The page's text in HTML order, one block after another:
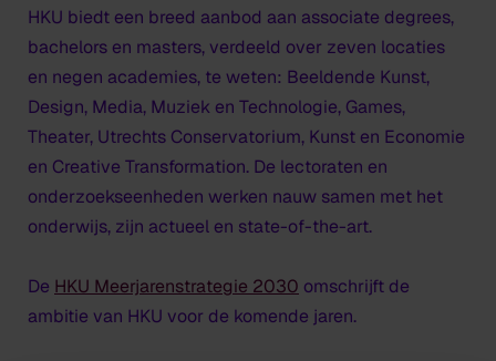
HKU biedt een breed aanbod aan associate degrees,
bachelors en masters, verdeeld over zeven locaties
en negen academies, te weten: Beeldende Kunst,
Design, Media, Muziek en Technologie, Games,
Theater, Utrechts Conservatorium, Kunst en Economie
en Creative Transformation. De lectoraten en
onderzoekseenheden werken nauw samen met het
onderwijs, zijn actueel en state-of-the-art.
De HKU Meerjarenstrategie 2030 omschrijft de
ambitie van HKU voor de komende jaren.